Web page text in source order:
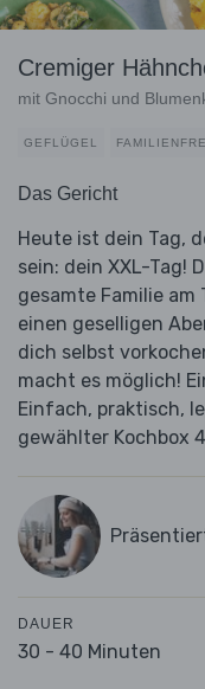
Cremiger
mit Gnocchi und
GEFLÜGEL
Das Gericht
Heute ist dein Tag,
sein: dein XXL-Tag!
gesamte Familie
einen geselligen
dich selbst
macht es möglich!
Einfach, praktisch,
gewählter Kochbox
DAUER
30 - 40 Minuten